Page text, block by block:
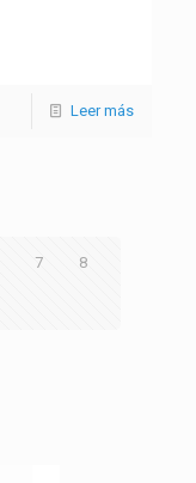
Leer más
7 8